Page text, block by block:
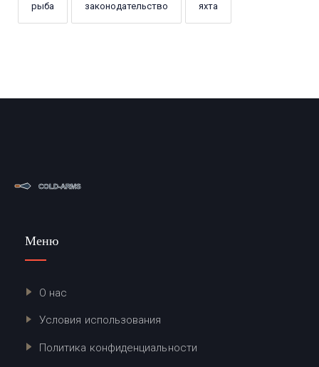
рыба законодательство яхта
Меню
О нас
Условия использования
Политика конфиденциальности